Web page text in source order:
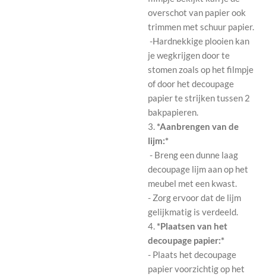
overschot van papier ook
trimmen met schuur papier.
-Hardnekkige plooien kan
je wegkrijgen door te
stomen zoals op het filmpje
of door het decoupage
papier te strijken tussen 2
bakpapieren.
3.*Aanbrengen van de
lijm:*
- Breng een dunne laag
decoupage lijm aan op het
meubel met een kwast.
- Zorg ervoor dat de lijm
gelijkmatig is verdeeld.
4.*Plaatsen van het
decoupage papier:*
- Plaats het decoupage
papier voorzichtig op het